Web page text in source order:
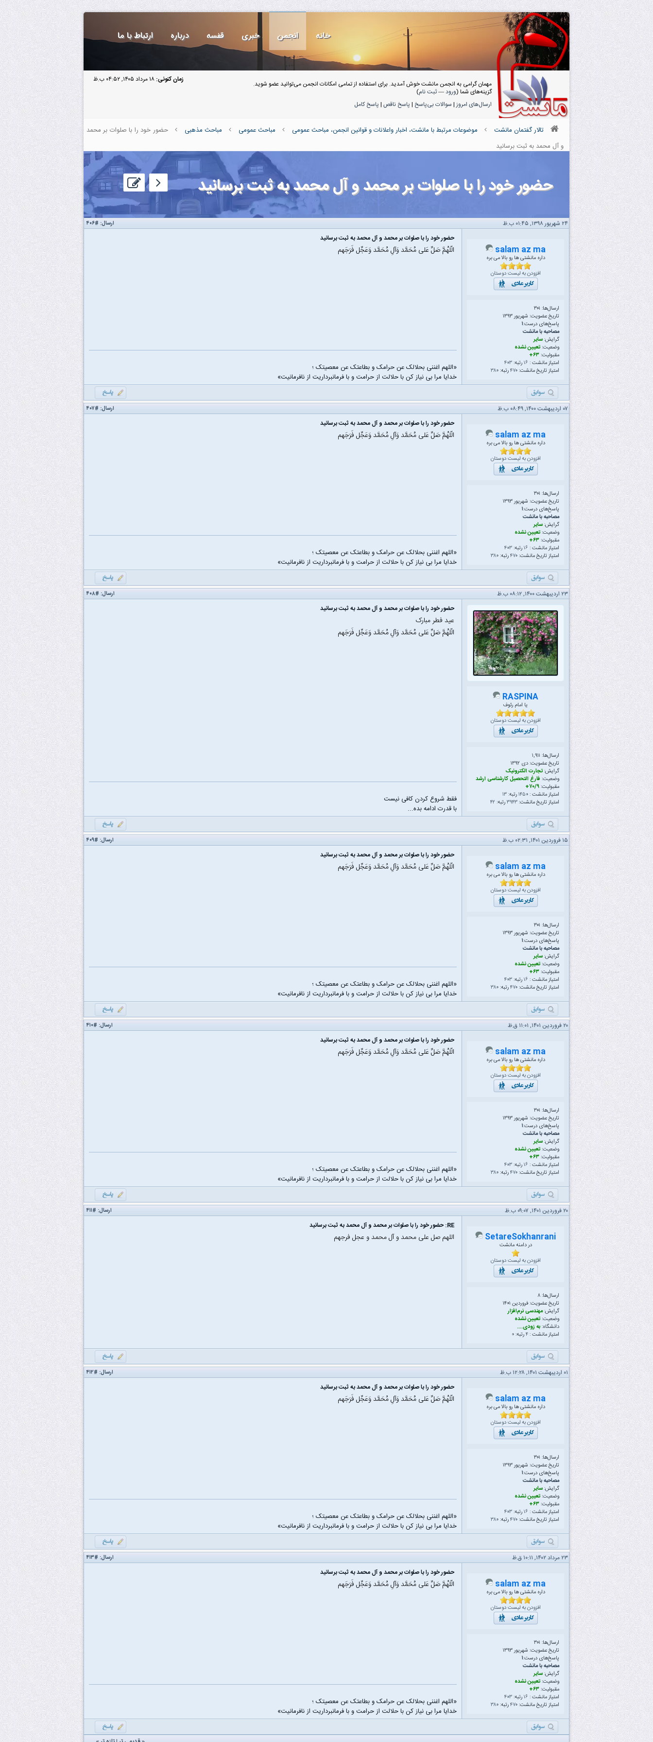
خانه انجمن خبری قفسه درباره ارتباط با ما
زمان کنونی: ۱۸ مرداد ۱۴۰۵, ۰۴:۵۲ ب.ظ
مهمان گرامی به انجمن مانشت خوش آمدید. برای استفاده از تمامی امکانات انجمن می‌توانید عضو شوید.
گزینه‌های شما (ورود—ثبت نام)
ارسال‌های امروز| سوالات بی‌پاسخ | پاسخ ناقص | پاسخ کامل
تالار گفتمان مانشت موضوعات مرتبط با مانشت، اخبار واعلانات و قوانین انجمن، مباحث عمومی مباحث عمومی مباحث مذهبی
حضور خود را با صلوات بر محمد
و آل محمد به ثبت برسانید
حضور خود را با صلوات بر محمد و آل محمد به ثبت برسانید
ارسال: #۴۰۶ ۲۴ شهریور ۱۳۹۸, ۰۱:۴۵ ب.ظ
salam az ma
داره مانشتی ها رو بالا می بره
افزودن به لیست دوستان
ارسال‌ها: ۳۰۱
تاریخ عضویت: شهریور ۱۳۹۳
پاسخ‌های درست:۱
مصاحبه با مانشت
گرایش:سایر
وضعیت:تعیین نشده
مقبولیت:۶۳+
امتیاز مانشت : ۱۶رتبه:۴۰۳
امتیاز تاریخ مانشت:۴۷۰رتبه:۳۸۰
حضور خود را با صلوات بر محمد و آل محمد به ثبت برسانید
الّلهُمَّ صَلِّ عَلی مُحَمَّد وَآلِ مُحَمَّد وَعَجِّل فَرَجَهم
«اللهم اغننی بحلالک عن حرامک و بطاعتک عن معصیتک ؛
خدایا مرا بی نیاز کن با حلالت از حرامت و با فرمانبرداریت از نافرمانیت»
ارسال: #۴۰۷ ۰۷ اردیبهشت ۱۴۰۰, ۰۸:۴۹ ب.ظ
salam az ma
داره مانشتی ها رو بالا می بره
افزودن به لیست دوستان
ارسال‌ها: ۳۰۱
تاریخ عضویت: شهریور ۱۳۹۳
پاسخ‌های درست:۱
مصاحبه با مانشت
گرایش:سایر
وضعیت:تعیین نشده
مقبولیت:۶۳+
امتیاز مانشت : ۱۶رتبه:۴۰۳
امتیاز تاریخ مانشت:۴۷۰رتبه:۳۸۰
حضور خود را با صلوات بر محمد و آل محمد به ثبت برسانید
الّلهُمَّ صَلِّ عَلی مُحَمَّد وَآلِ مُحَمَّد وَعَجِّل فَرَجَهم
«اللهم اغننی بحلالک عن حرامک و بطاعتک عن معصیتک ؛
خدایا مرا بی نیاز کن با حلالت از حرامت و با فرمانبرداریت از نافرمانیت»
ارسال: #۴۰۸ ۲۳ اردیبهشت ۱۴۰۰, ۰۸:۱۲ ب.ظ
RASPINA
یا امام رئوف
افزودن به لیست دوستان
ارسال‌ها: ۱,۹۱۱
تاریخ عضویت: دى ۱۳۹۲
گرایش:تجارت الکترونیک
وضعیت: فارغ التحصیل کارشناسی ارشد
مقبولیت:۷۰/۹+
امتیاز مانشت :۱۴۵۰رتبه:۱۳
امتیاز تاریخ مانشت:۳۹۴۳رتبه: ۴۲
حضور خود را با صلوات بر محمد و آل محمد به ثبت برسانید
عید فطر مبارک
الّلهُمَّ صَلِّ عَلی مُحَمَّد وَآلِ مُحَمَّد وَعَجِّل فَرَجَهم
فقط شروع کردن کافی نیست
با قدرت ادامه بده...
ارسال: #۴۰۹ ۱۵ فروردین ۱۴۰۱, ۰۲:۳۱ ب.ظ
salam az ma
داره مانشتی ها رو بالا می بره
افزودن به لیست دوستان
ارسال‌ها: ۳۰۱
تاریخ عضویت: شهریور ۱۳۹۳
پاسخ‌های درست:۱
مصاحبه با مانشت
گرایش:سایر
وضعیت:تعیین نشده
مقبولیت:۶۳+
امتیاز مانشت : ۱۶رتبه:۴۰۳
امتیاز تاریخ مانشت:۴۷۰رتبه:۳۸۰
حضور خود را با صلوات بر محمد و آل محمد به ثبت برسانید
الّلهُمَّ صَلِّ عَلی مُحَمَّد وَآلِ مُحَمَّد وَعَجِّل فَرَجَهم
«اللهم اغننی بحلالک عن حرامک و بطاعتک عن معصیتک ؛
خدایا مرا بی نیاز کن با حلالت از حرامت و با فرمانبرداریت از نافرمانیت»
ارسال: #۴۱۰ ۲۰ فروردین ۱۴۰۱, ۱۱:۰۱ ق.ظ
salam az ma
داره مانشتی ها رو بالا می بره
افزودن به لیست دوستان
ارسال‌ها: ۳۰۱
تاریخ عضویت: شهریور ۱۳۹۳
پاسخ‌های درست:۱
مصاحبه با مانشت
گرایش:سایر
وضعیت:تعیین نشده
مقبولیت:۶۳+
امتیاز مانشت : ۱۶رتبه:۴۰۳
امتیاز تاریخ مانشت:۴۷۰رتبه:۳۸۰
حضور خود را با صلوات بر محمد و آل محمد به ثبت برسانید
الّلهُمَّ صَلِّ عَلی مُحَمَّد وَآلِ مُحَمَّد وَعَجِّل فَرَجَهم
«اللهم اغننی بحلالک عن حرامک و بطاعتک عن معصیتک ؛
خدایا مرا بی نیاز کن با حلالت از حرامت و با فرمانبرداریت از نافرمانیت»
ارسال: #۴۱۱ ۲۰ فروردین ۱۴۰۱, ۰۹:۰۷ ب.ظ
SetareSokhanrani
در دامنه مانشت
افزودن به لیست دوستان
ارسال‌ها: ۸
تاریخ عضویت: فروردین ۱۴۰۱
گرایش:مهندسی نرم‌افزار
وضعیت:تعیین نشده
دانشگاه:به زودی....
امتیاز مانشت :۴رتبه:۰
RE: حضور خود را با صلوات بر محمد و آل محمد به ثبت برسانید
اللهم صل علی محمد و آل محمد و عجل فرجهم
ارسال: #۴۱۲ ۰۱ اردیبهشت ۱۴۰۱, ۱۲:۲۸ ب.ظ
salam az ma
داره مانشتی ها رو بالا می بره
افزودن به لیست دوستان
ارسال‌ها: ۳۰۱
تاریخ عضویت: شهریور ۱۳۹۳
پاسخ‌های درست:۱
مصاحبه با مانشت
گرایش:سایر
وضعیت:تعیین نشده
مقبولیت:۶۳+
امتیاز مانشت : ۱۶رتبه:۴۰۳
امتیاز تاریخ مانشت:۴۷۰رتبه:۳۸۰
حضور خود را با صلوات بر محمد و آل محمد به ثبت برسانید
الّلهُمَّ صَلِّ عَلی مُحَمَّد وَآلِ مُحَمَّد وَعَجِّل فَرَجَهم
«اللهم اغننی بحلالک عن حرامک و بطاعتک عن معصیتک ؛
خدایا مرا بی نیاز کن با حلالت از حرامت و با فرمانبرداریت از نافرمانیت»
ارسال: #۴۱۳ ۲۳ مرداد ۱۴۰۲, ۱۰:۱۱ ق.ظ
salam az ma
داره مانشتی ها رو بالا می بره
افزودن به لیست دوستان
ارسال‌ها: ۳۰۱
تاریخ عضویت: شهریور ۱۳۹۳
پاسخ‌های درست:۱
مصاحبه با مانشت
گرایش:سایر
وضعیت:تعیین نشده
مقبولیت:۶۳+
امتیاز مانشت : ۱۶رتبه:۴۰۳
امتیاز تاریخ مانشت:۴۷۰رتبه:۳۸۰
حضور خود را با صلوات بر محمد و آل محمد به ثبت برسانید
الّلهُمَّ صَلِّ عَلی مُحَمَّد وَآلِ مُحَمَّد وَعَجِّل فَرَجَهم
«اللهم اغننی بحلالک عن حرامک و بطاعتک عن معصیتک ؛
خدایا مرا بی نیاز کن با حلالت از حرامت و با فرمانبرداریت از نافرمانیت»